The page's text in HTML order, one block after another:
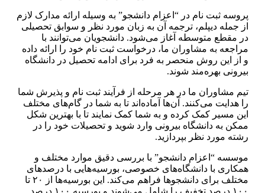
پروسه ثبت نام در “اعزام دانشجو” به وسیله ارائه مدارک لازم
از جمله دیپلم، ترجمه آن به زبان مورد نظر و سوابق تحصیلی
در مقطع متوسطه آغاز می‌شود. دانشجویان می‌توانند با
مراجعه به مشاوران ما، درخواست ثبت نام خود را ارائه داده
و از این روش منحصر به فرد برای ادامه تحصیل در دانشگاه
بیرونی بهره‌مند شوند.
تیم مشاوران ما در هر مرحله از فرآیند ثبت نام و پذیرش شما
را هدایت می‌کنند. آن‌ها آماده‌اند تا به شما در گام‌های مختلف
این مسیر کمک کرده و به شما کمک نمایند تا با بهترین شکل
ممکن به دانشگاه بیرونی وارد شوید و تحصیلات خود را در
رشته مورد نظر بپردازید.
موسسه “اعزام دانشجو” با بررسی دقیق موارد مختلف و
همکاری با دانشگاه‌های خصوصی، بورسیه‌هایی با درصدهای
مختلف برای دانشجوها فراهم می‌کند. این بورسیه‌ها از ۲۰ تا
۱۰۰ درصد تخفیف را شامل می‌شوند و بورسیه ۱۰۰ درصد